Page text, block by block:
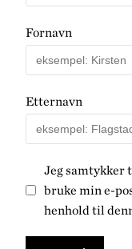
Fornavn
Etternavn
Jeg samtykker
bruke min e-
henhold til